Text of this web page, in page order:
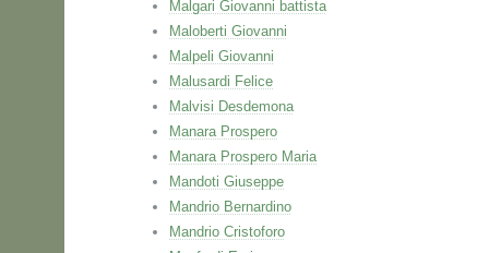
Malgari Giovanni battista
Maloberti Giovanni
Malpeli Giovanni
Malusardi Felice
Malvisi Desdemona
Manara Prospero
Manara Prospero Maria
Mandoti Giuseppe
Mandrio Bernardino
Mandrio Cristoforo